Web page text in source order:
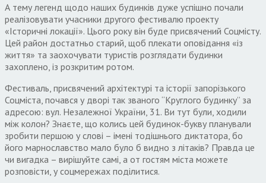
А тему легенд щодо наших будинків дуже успішно почали
реалізовувати учасники другого фестивалю проекту
«Історичні локації». Цього року він буде присвячений Соцмісту.
Цей район достатньо старий, щоб плекати оповідання «із
життя» та заохочувати туристів розглядати будинки
захоплено, із розкритим ротом.
Фестиваль, присвячений архітектурі та історії запорізького
Соцміста, почався у дворі так званого “Круглого будинку” за
адресою: вул. Незалежної України, 31. Ви тут були, ходили
між колон? Знаєте, що колись цей будинок-букву планували
зробити першою у слові – імені тодішнього диктатора, бо
його марнославство мало було б видно з літаків? Правда це
чи вигадка – вирішуйте самі, а от гостям міста можете
розповісти, у соцмережах поділитися.